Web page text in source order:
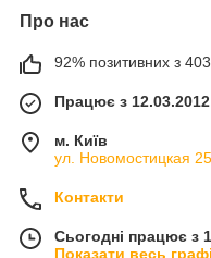
Про нас
92% позитивних з 403
Працює з 12.03.2012
м. Київ
ул. Новомостицкая
Контакти
Сьогодні працює з
Показати весь